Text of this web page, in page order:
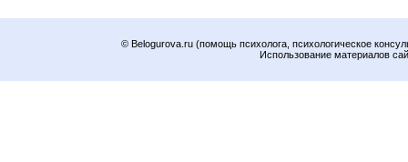
© Belogurova.ru (помощь психолога, психологическое
Использование материалов